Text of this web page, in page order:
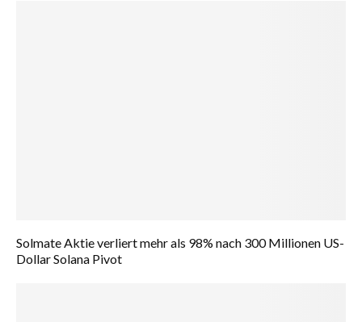
Solmate Aktie verliert mehr als 98% nach 300 Millionen US-
Dollar Solana Pivot